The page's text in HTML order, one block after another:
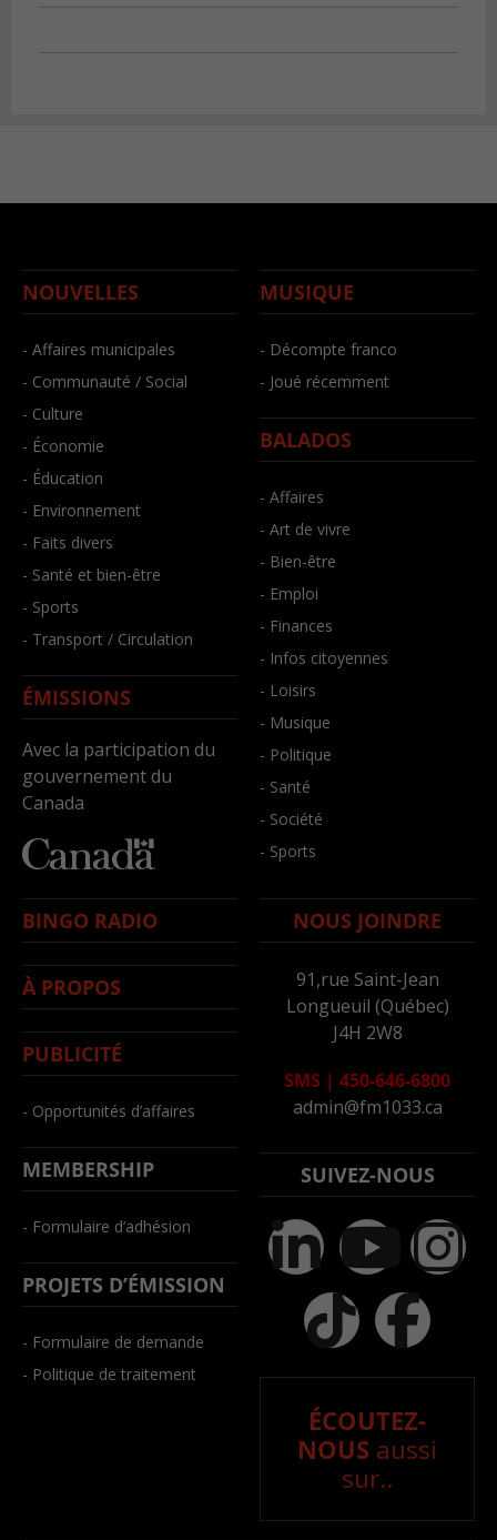
NOUVELLES
- Affaires municipales
- Communauté / Social
- Culture
- Économie
- Éducation
- Environnement
- Faits divers
- Santé et bien-être
- Sports
- Transport / Circulation
ÉMISSIONS
Avec la participation du
gouvernement du
Canada
MUSIQUE
- Décompte franco
- Joué récemment
BALADOS
- Affaires
- Art de vivre
- Bien-être
- Emploi
- Finances
- Infos citoyennes
- Loisirs
- Musique
- Politique
- Santé
- Société
- Sports
BINGO RADIO
À PROPOS
PUBLICITÉ
- Opportunités d’affaires
MEMBERSHIP
- Formulaire d’adhésion
PROJETS D’ÉMISSION
- Formulaire de demande
- Politique de traitement
NOUS JOINDRE
91,rue Saint-Jean
Longueuil (Québec)
J4H 2W8
SMS | 450-646-6800
admin@fm1033.ca
SUIVEZ-NOUS
ÉCOUTEZ-
NOUS aussi
sur..